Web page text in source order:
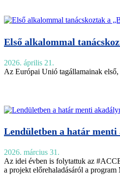
Első alkalommal
2026. április 21.
Az Európai Unió tagállamainak első,
Lendületben a határ
2026. március 31.
Az idei évben is folytattuk az
a projekt előrehaladásáról a